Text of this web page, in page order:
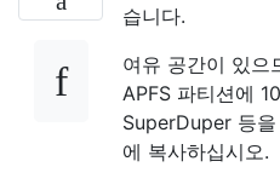
습니다.
여유 공간이 있으
APFS 파티션에
SuperDuper 등
에 복사하십시오.